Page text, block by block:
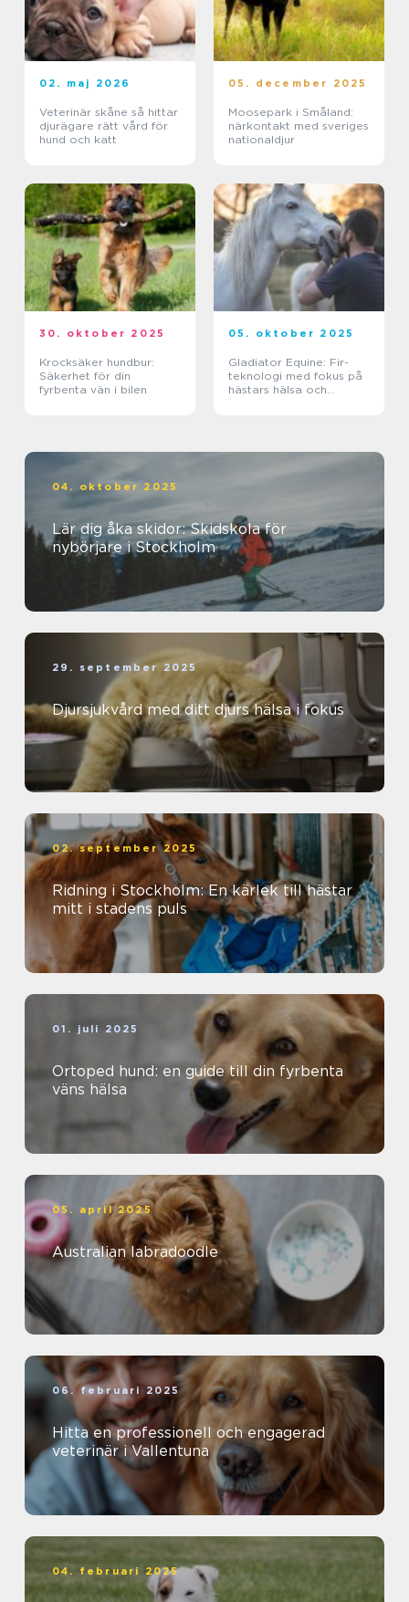
02. maj 2026
Veterinär skåne så hittar
djurägare rätt vård för
hund och katt
05. december 2025
Moosepark i Småland:
närkontakt med sveriges
nationaldjur
30. oktober 2025
Krocksäker hundbur:
Säkerhet för din
fyrbenta vän i bilen
05. oktober 2025
Gladiator Equine: Fir-
teknologi med fokus på
hästars hälsa och
04. oktober 2025
Lär dig åka skidor: Skidskola för
nybörjare i Stockholm
29. september 2025
Djursjukvård med ditt djurs hälsa i fokus
02. september 2025
Ridning i Stockholm: En kärlek till hästar
mitt i stadens puls
01. juli 2025
Ortoped hund: en guide till din fyrbenta
väns hälsa
05. april 2025
Australian labradoodle
06. februari 2025
Hitta en professionell och engagerad
veterinär i Vallentuna
04. februari 2025